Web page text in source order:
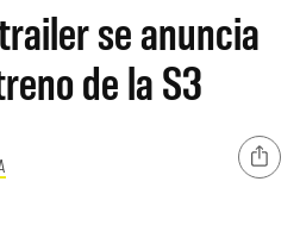
se anuncia
de la S3